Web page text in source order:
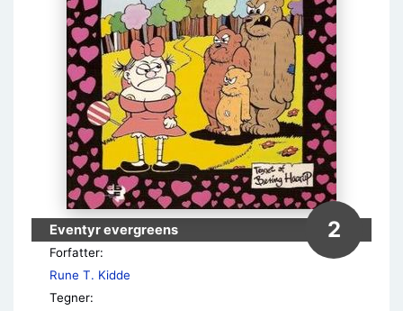
Eventyr evergreens 2
Forfatter:
Rune T. Kidde
Tegner: